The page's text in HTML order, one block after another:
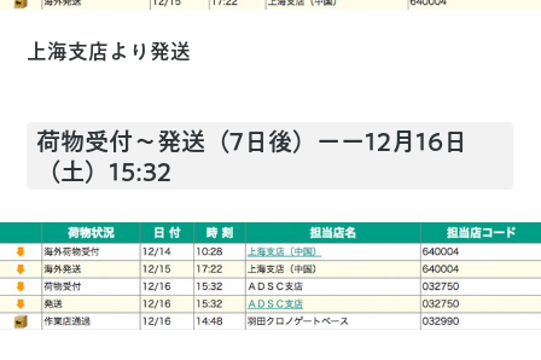
上海支店より発送
荷物受付〜発送（7日後）ーー12月16日
（土）15:32